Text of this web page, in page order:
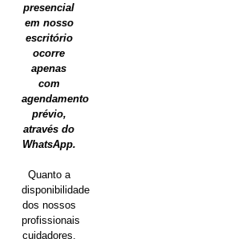
presencial
em nosso
escritório
ocorre
apenas
com
agendamento
prévio,
através do
WhatsApp.
Quanto a
disponibilidade
dos nossos
profissionais
cuidadores,